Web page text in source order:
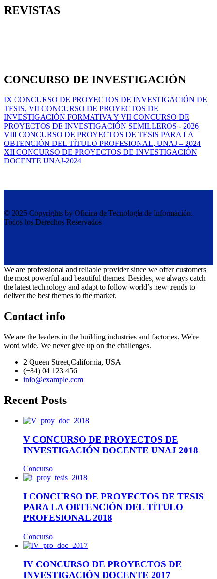
REVISTAS
CONCURSO DE INVESTIGACIÓN
IX CONCURSO DE PROYECTOS DE INVESTIGACIÓN DE
TESIS, VII CONCURSO DE PROYECTOS DE
INVESTIGACIÓN FORMATIVA Y VII CONCURSO DE
PROYECTOS DE INVESTIGACIÓN SEMILLEROS - 2026
VIII CONCURSO DE PROYECTOS DE TESIS PARA LA
OBTENCIÓN DEL TÍTULO PROFESIONAL, UNAJ – 2024
XII CONCURSO DE PROYECTOS DE INVESTIGACIÓN
DOCENTE UNAJ-2024
© 2025 Copyrights by Oficina de Tecnología de Información.
Todos los Derechos Reservados
We are professional and reliable provider since we offer customers
the most powerful and beautiful themes. Besides, we always catch
the latest technology and adapt to follow world’s new trends to
deliver the best themes to the market.
Contact info
We are the leaders in the building industries and factories. We're
word wide. We never give up on the challenges.
2 Queen Street,California, USA
(+84) 04 123 456
info@example.com
Recent Posts
V CONCURSO DE PROYECTOS DE
INVESTIGACIÓN DOCENTE UNAJ 2018
Concurso
I CONCURSO DE PROYECTOS DE TESIS
PARA LA OBTENCIÓN DEL TÍTULO
PROFESIONAL 2018
Concurso
IV CONCURSO DE PROYECTOS DE
INVESTIGACIÓN DOCENTE 2017